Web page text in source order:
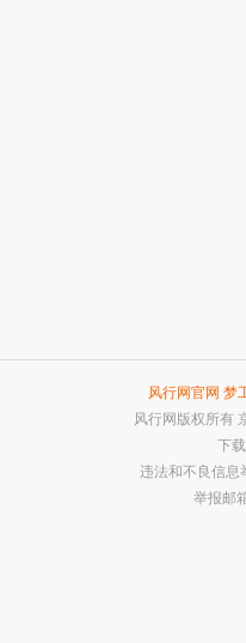
风行网官网 梦
风行网版权所有
下
违法和不良信息
举报邮